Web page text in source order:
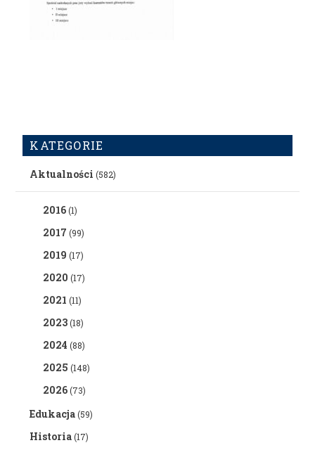
KATEGORIE
Aktualności (582)
2016(1)
2017 (99)
2019 (17)
2020 (17)
2021 (11)
2023(18)
2024 (88)
2025 (148)
2026(73)
Edukacja(59)
Historia(17)